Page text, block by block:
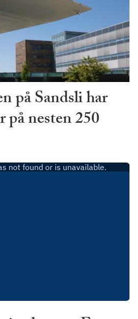
på Sandsli har
nesten 250